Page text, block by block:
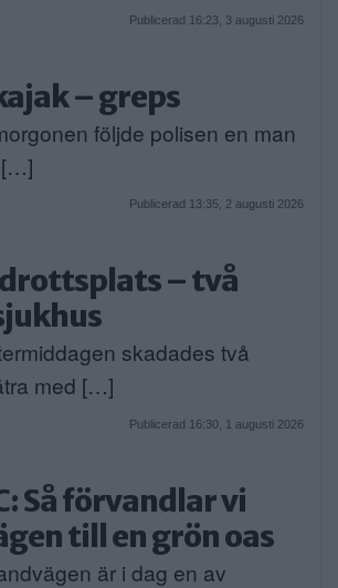
Publicerad 16:23, 3 augusti 2026
– greps
följde polisen en man
[…]
Publicerad 13:35, 2 augusti 2026
– två
skadades två
med […]
Publicerad 16:30, 1 augusti 2026
Så förvandlar vi
till en grön oas
är i dag en av